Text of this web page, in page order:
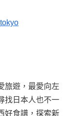
旅遊，最愛向左
找日本人也不一
好食譜，探索新